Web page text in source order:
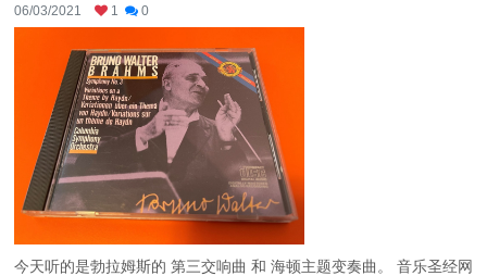
06/03/2021 1 0
今天听的是勃拉姆斯的 第三交响曲 和 海顿主题变奏曲。 音乐圣经网